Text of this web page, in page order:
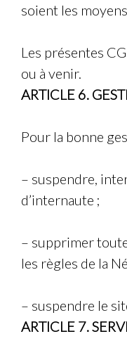
soient les
Les présentes
ou à venir.
ARTICLE 6.
Pour la bonne
– suspendre,
d’internaute ;
– supprimer
les règles de la
– suspendre le
ARTICLE 7.